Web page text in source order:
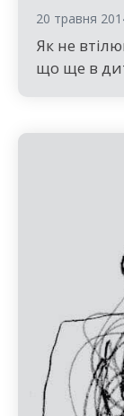
20 травня
Як не
що ще в